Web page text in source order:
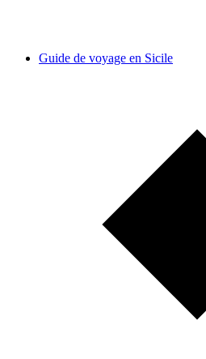
Guide de voyage en Sicile